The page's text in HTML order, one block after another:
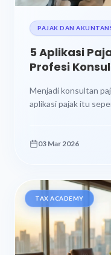
PAJAK DAN
5 Aplikasi
Profesi
Menjadi konsultan
aplikasi pajak itu
03 Mar 2026
TAX ACADEMY